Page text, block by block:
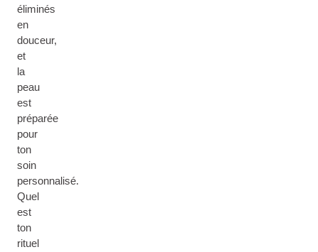
éliminés
en
douceur,
et
la
peau
est
préparée
pour
ton
soin
personnalisé.
Quel
est
ton
rituel